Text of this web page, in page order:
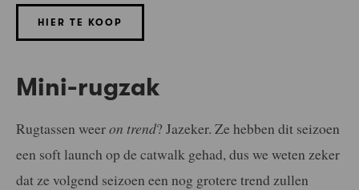
HIER TE KOOP
Mini-rugzak
Rugtassen weeron trend? Jazeker. Ze hebben dit seizoen
een soft launch op de catwalk gehad, dus we weten zeker
dat ze volgend seizoen een nog grotere trend zullen